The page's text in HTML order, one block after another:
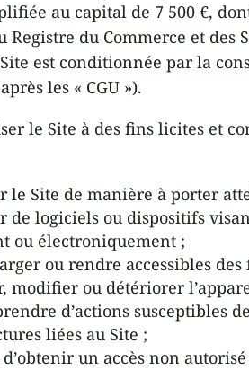
au capital de 7 500 €,
du Commerce et des
est conditionnée par la
les « CGU »).
le Site à des fins licites et
le Site de manière à porter
de logiciels ou dispositifs
ou électroniquement ;
ou rendre accessibles
modifier ou détériorer
d’actions susceptibles
liées au Site ;
un accès non